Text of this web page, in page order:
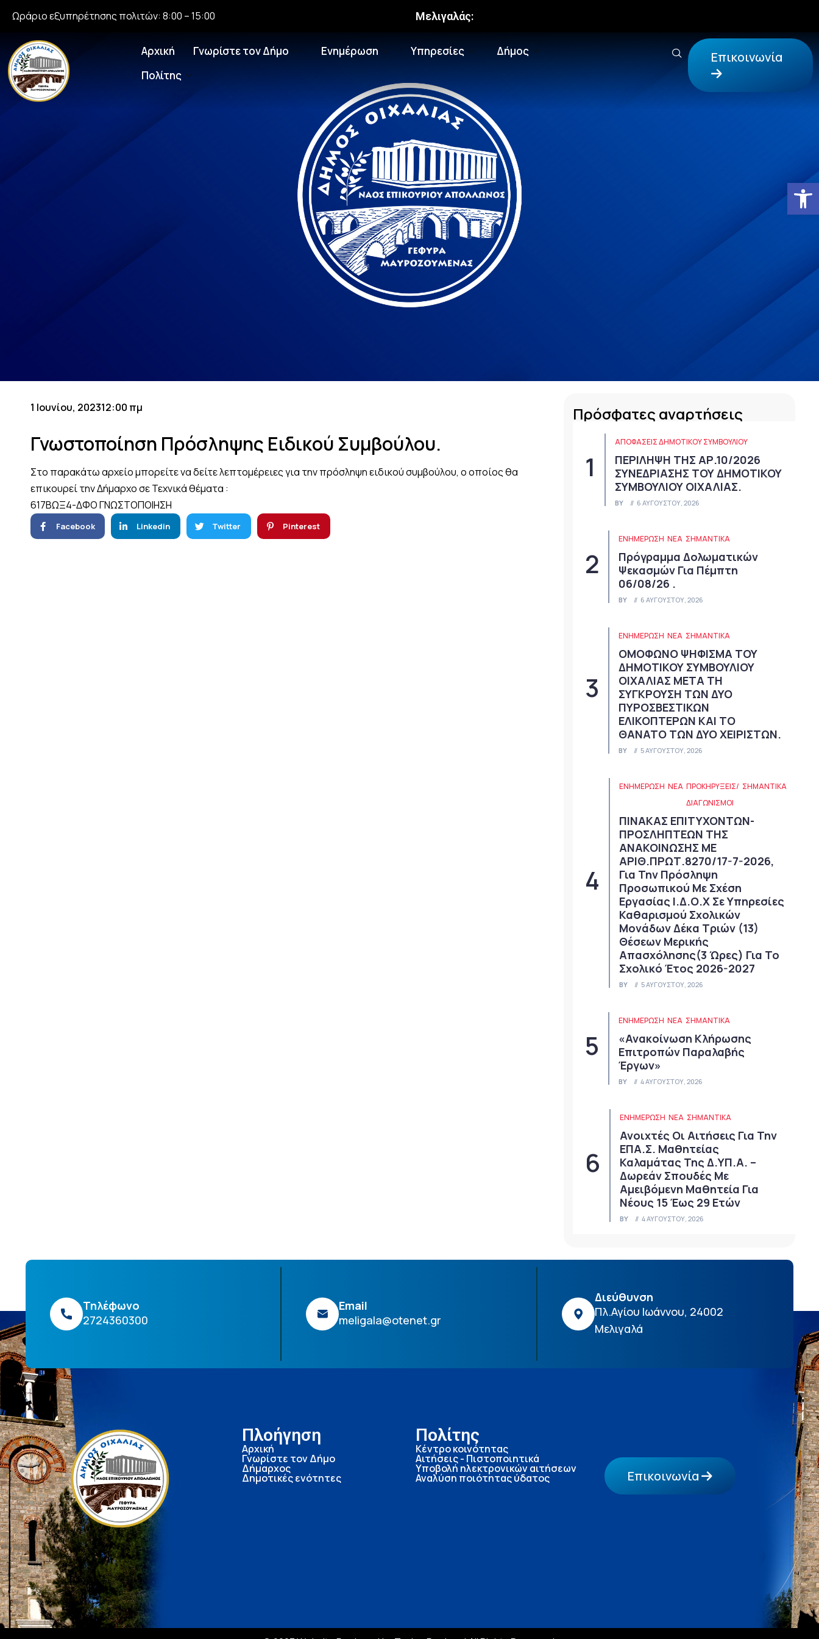
Ωράριο εξυπηρέτησης πολιτών: 8:00 – 15:00 Μελιγαλάς:
Αρχική Γνωρίστε τον Δήμο Ενημέρωση Υπηρεσίες
Δήμος
Πολίτης
Επικοινωνία
1 Ιουνίου, 202312:00 πμ
Γνωστοποίηση Πρόσληψης Ειδικού Συμβούλου.
Στο παρακάτω αρχείο μπορείτε να δείτε λεπτομέρειες για την πρόσληψη ειδικού συμβούλου, ο οποίος θα
επικουρεί την Δήμαρχο σε Τεχνικά θέματα :
617ΒΩΞ4-ΔΦΟ ΓΝΩΣΤΟΠΟΙΗΣΗ
Facebook Linkedin Twitter Pinterest
Πρόσφατες αναρτήσεις
ΑΠΟΦΆΣΕΙΣ ΔΗΜΟΤΙΚΟΎ ΣΥΜΒΟΥΛΊΟΥ
ΠΕΡΙΛΗΨΗ ΤΗΣ ΑΡ.10/2026
ΣΥΝΕΔΡΙΑΣΗΣ ΤΟΥ ΔΗΜΟΤΙΚΟΥ
ΣΥΜΒΟΥΛΙΟΥ ΟΙΧΑΛΙΑΣ.
BY 6 ΑΥΓΟΎΣΤΟΥ, 2026
ΕΝΗΜΕΡΩΣΗ ΝΈΑ ΣΗΜΑΝΤΙΚΆ
Πρόγραμμα Δολωματικών
Ψεκασμών Για Πέμπτη
06/08/26 .
BY 6 ΑΥΓΟΎΣΤΟΥ, 2026
ΕΝΗΜΕΡΩΣΗ ΝΈΑ ΣΗΜΑΝΤΙΚΆ
ΟΜΟΦΩΝΟ ΨΗΦΙΣΜΑ ΤΟΥ
ΔΗΜΟΤΙΚΟΥ ΣΥΜΒΟΥΛΙΟΥ
ΟΙΧΑΛΙΑΣ ΜΕΤΑ ΤΗ
ΣΥΓΚΡΟΥΣΗ ΤΩΝ ΔΥΟ
ΠΥΡΟΣΒΕΣΤΙΚΩΝ
ΕΛΙΚΟΠΤΕΡΩΝ ΚΑΙ ΤΟ
ΘΑΝΑΤΟ ΤΩΝ ΔΥΟ ΧΕΙΡΙΣΤΩΝ.
BY 5 ΑΥΓΟΎΣΤΟΥ, 2026
ΕΝΗΜΕΡΩΣΗ ΝΈΑ ΠΡΟΚΗΡΎΞΕΙΣ/
ΔΙΑΓΩΝΙΣΜΟΊ
ΣΗΜΑΝΤΙΚΆ
ΠΙΝΑΚΑΣ ΕΠΙΤΥΧΟΝΤΩΝ-
ΠΡΟΣΛΗΠΤΕΩΝ ΤΗΣ
ΑΝΑΚΟΙΝΩΣΗΣ ΜΕ
ΑΡΙΘ.ΠΡΩΤ.8270/17-7-2026,
Για Την Πρόσληψη
Προσωπικού Με Σχέση
Εργασίας Ι.Δ.Ο.Χ Σε Υπηρεσίες
Καθαρισμού Σχολικών
Μονάδων Δέκα Τριών (13)
Θέσεων Μερικής
Απασχόλησης(3 Ώρες) Για Το
Σχολικό Έτος 2026-2027
BY 5 ΑΥΓΟΎΣΤΟΥ, 2026
ΕΝΗΜΕΡΩΣΗ ΝΈΑ ΣΗΜΑΝΤΙΚΆ
«Ανακοίνωση Κλήρωσης
Επιτροπών Παραλαβής
Έργων»
BY 4 ΑΥΓΟΎΣΤΟΥ, 2026
ΕΝΗΜΕΡΩΣΗ ΝΈΑ ΣΗΜΑΝΤΙΚΆ
Ανοιχτές Οι Αιτήσεις Για Την
ΕΠΑ.Σ. Μαθητείας
Καλαμάτας Της Δ.ΥΠ.Α. –
Δωρεάν Σπουδές Με
Αμειβόμενη Μαθητεία Για
Νέους 15 Έως 29 Ετών
BY 4 ΑΥΓΟΎΣΤΟΥ, 2026
Τηλέφωνο
2724360300
Email
meligala@otenet.gr
Διεύθυνση
Πλ.Αγίου Ιωάννου, 24002
Μελιγαλά
Πλοήγηση
Αρχική
Γνωρίστε τον Δήμο
Δήμαρχος
Δημοτικές ενότητες
Πολίτης
Κέντρο κοινότητας
Αιτήσεις - Πιστοποιητικά
Υποβολή ηλεκτρονικών αιτήσεων
Αναλύση ποιότητας ύδατος Επικοινωνία